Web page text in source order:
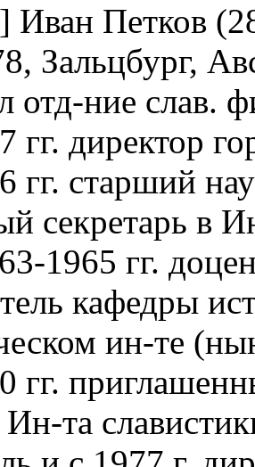
Иван Петков
Зальцбург,
отд-ние слав.
гг. директор
гг. старший
секретарь в
1965 гг.
кафедры
ин-те
гг.
та